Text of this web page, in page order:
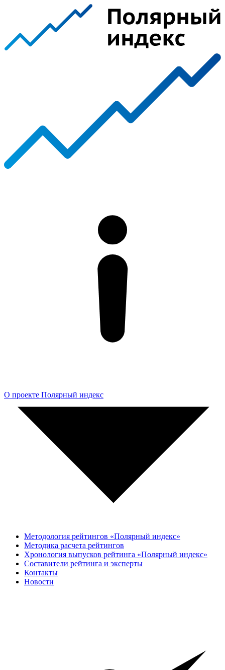
О проекте Полярный индекс
Методология рейтингов «Полярный индекс»
Методика расчета рейтингов
Хронология выпусков рейтинга «Полярный индекс»
Составители рейтинга и эксперты
Контакты
Новости